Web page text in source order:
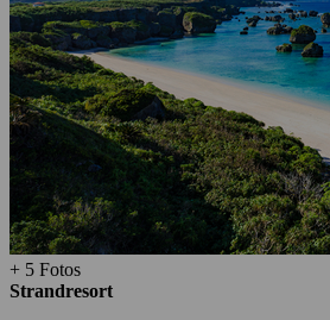
+ 5 Fotos
Strandresort